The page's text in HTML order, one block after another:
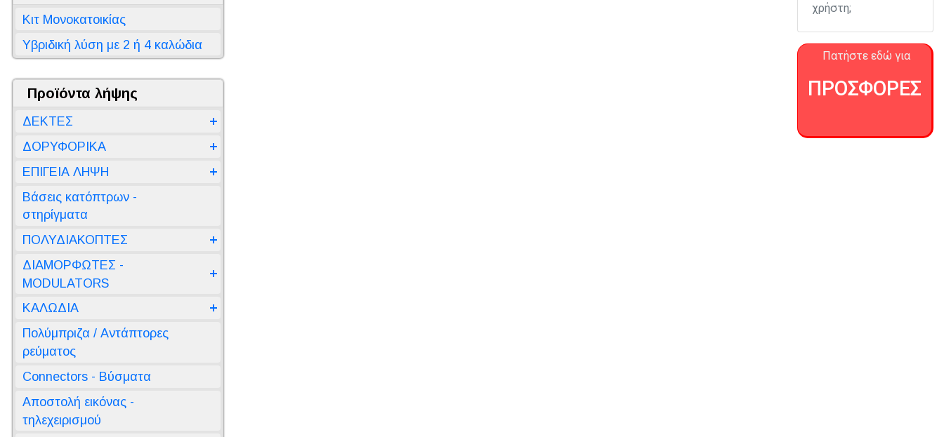
Κιτ Μονοκατοικίας
Υβριδική λύση με 2 ή 4 καλώδια
Προϊόντα λήψης
ΔΕΚΤΕΣ
ΔΟΡΥΦΟΡΙΚΑ
ΕΠΙΓΕΙΑ ΛΗΨΗ
Βάσεις κατόπτρων -
στηρίγματα
ΠΟΛΥΔΙΑΚΟΠΤΕΣ
ΔΙΑΜΟΡΦΩΤΕΣ -
MODULATORS
ΚΑΛΩΔΙΑ
Πολύμπριζα / Αντάπτορες
ρεύματος
Connectors - Βύσματα
Αποστολή εικόνας -
τηλεχειρισμού
χρήστη;
Πατήστε εδώ για
ΠΡΟΣΦΟΡΕΣ